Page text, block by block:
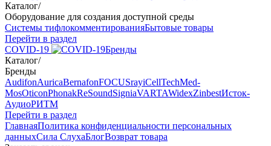
Каталог/
Оборудование для создания доступной среды
Системы тифлокомментированияБытовые товары
Перейти в раздел
COVID-19
Бренды
Каталог/
Бренды
AudifonAuricaBernafonFOCUSrayiCellTechMed-
MosOticonPhonakReSoundSigniaVARTAWidexZinbestИсток-
АудиоРИТМ
Перейти в раздел
ГлавнаяПолитика конфиденциальности персональных
данныхСила СлухаБлогВозврат товара